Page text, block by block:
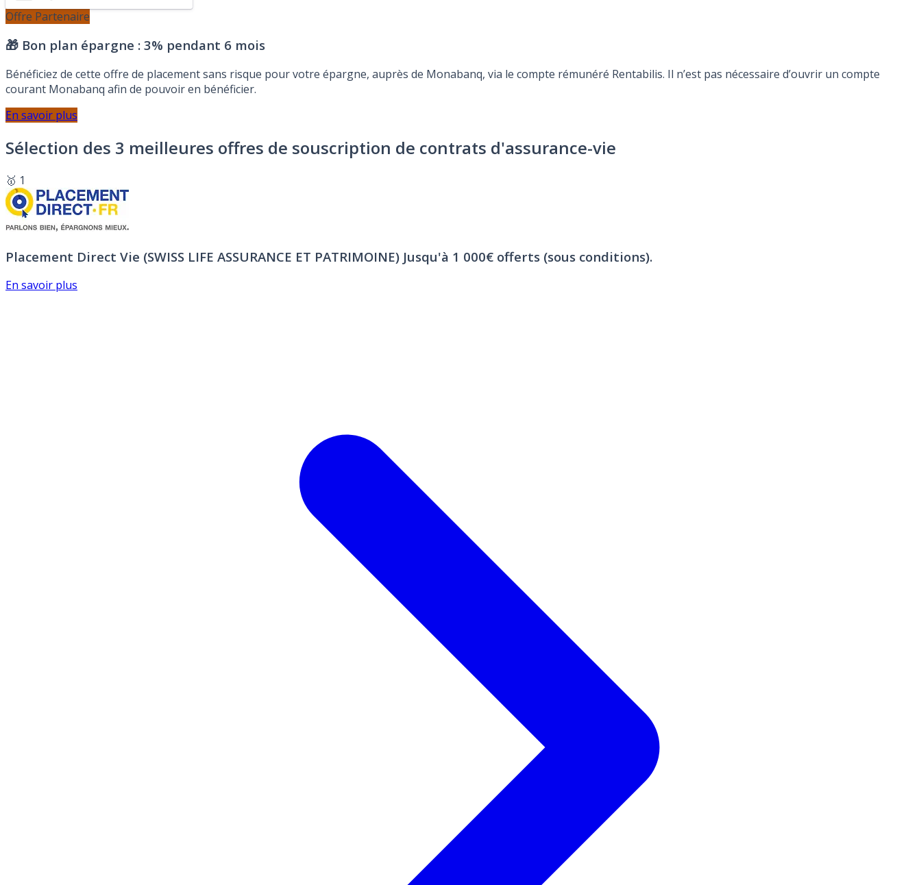
Offre Partenaire
🎁 Bon plan épargne : 3% pendant 6 mois
Bénéficiez de cette offre de placement sans risque pour votre épargne, auprès de Monabanq, via le compte rémunéré Rentabilis. Il n’est pas nécessaire d’ouvrir un compte
courant Monabanq afin de pouvoir en bénéficier.
En savoir plus
Sélection des 3 meilleures offres de souscription de contrats d'assurance-vie
🥇 1
Placement Direct Vie (SWISS LIFE ASSURANCE ET PATRIMOINE) Jusqu'à 1 000€ offerts (sous conditions).
En savoir plus